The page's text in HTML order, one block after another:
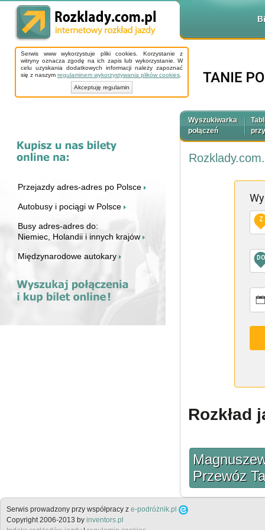
Serwis www wykorzystuje pliki cookies. Korzystanie z
witryny oznacza zgodę na ich zapis lub wykorzystanie. W
celu uzyskania dodatkowych informacji należy zapoznać
się z naszym regulaminem wykorzystywania plików cookies
Akceptuję regulamin
Przejazdy adres-adres po Polsce
Autobusy i pociągi w Polsce
Busy adres-adres do:
Niemiec, Holandii i innych krajów
Międzynarodowe autokary
Wyszukiwarka
połączeń
Z
DO
Rozkład
Przewóz
Serwis prowadzony przy współpracy z e-podróżnik.pl
Copyright 2006-2013 by inventors.pl